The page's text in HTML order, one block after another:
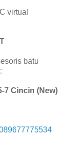
virtual
batu
7 Cincin (New)